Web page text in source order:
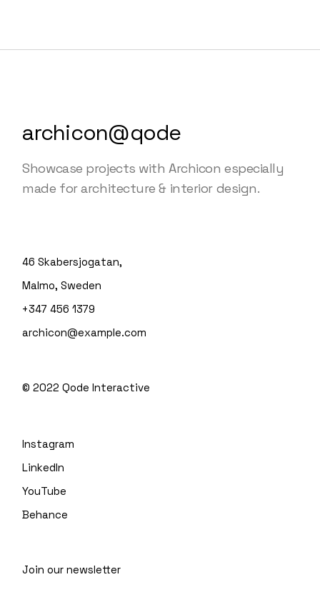
archicon@qode
Showcase projects with Archicon especially
made for architecture & interior design.
46 Skabersjogatan,
Malmo, Sweden
+347 456 1379
archicon@example.com
© 2022Qode Interactive
Instagram
LinkedIn
YouTube
Behance
Join our newsletter